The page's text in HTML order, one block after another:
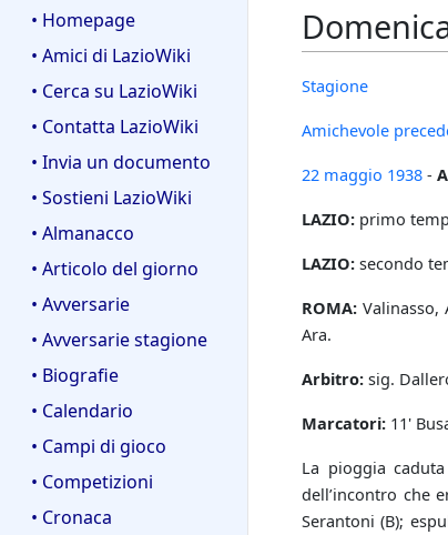
• Homepage
• Amici di LazioWiki
• Cerca su LazioWiki
• Contatta LazioWiki
• Invia un documento
• Sostieni LazioWiki
• Almanacco
• Articolo del giorno
• Avversarie
• Avversarie stagione
• Biografie
• Calendario
• Campi di gioco
• Competizioni
• Cronaca
Stagione
Amichevole
22 maggio 1938 -
LAZIO: primo
LAZIO: secondo
ROMA: Valinasso,
Ara.
Arbitro: sig.
Marcatori: 11'
La pioggia
dell’incontro che
Serantoni (B);